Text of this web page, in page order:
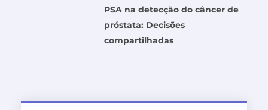
PSA na detecção do câncer de
próstata: Decisões
compartilhadas